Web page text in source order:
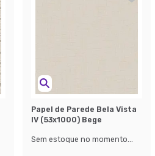
Papel de Parede Bela Vista
lV (53x1000) Bege
Sem estoque no momento...